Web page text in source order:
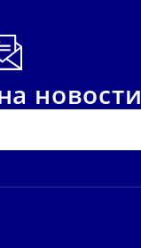
новости